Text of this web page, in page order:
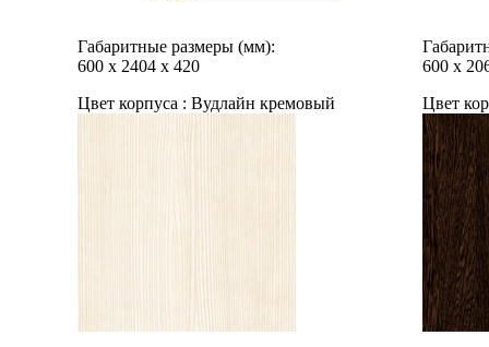
Габаритные размеры (мм):
600 х 2404 х 420
Цвет корпуса : Вудлайн кремовый
600 х
Цвет